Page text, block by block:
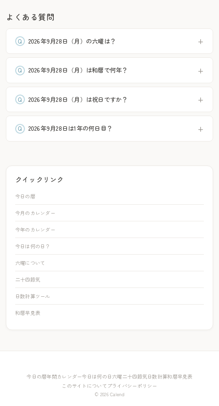
よくある質問
2026年9月28日（月）の六曜は？
2026年9月28日（月）は和暦で何年？
2026年9月28日（月）は祝日ですか？
2026年9月28日は1年の何日目？
クイックリンク
今日の暦
今月のカレンダー
今年のカレンダー
今日は何の日？
六曜について
二十四節気
日数計算ツール
和暦早見表
今日の暦年間カレンダー今日は何の日 六曜二十四節気 日数計算和暦早見表
このサイトについて プライバシーポリシー
© 2026 Calend